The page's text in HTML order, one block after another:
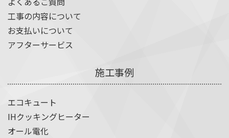
工事の内容について
お支払いについて
アフターサービス
施工事例
エコキュート
IHクッキングヒーター
オール電化